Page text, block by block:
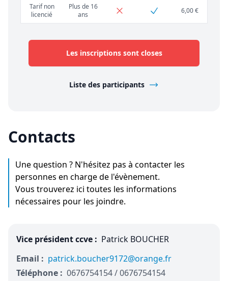
Tarif non
licencié
Plus de 16
ans
6,00 €
Les inscriptions sont closes
Liste des participants
Contacts
Une question ? N'hésitez pas à contacter les
personnes en charge de l'évènement.
Vous trouverez ici toutes les informations
nécessaires pour les joindre.
Vice président ccve : Patrick BOUCHER
Email : patrick.boucher9172@orange.fr
Téléphone : 0676754154 / 0676754154